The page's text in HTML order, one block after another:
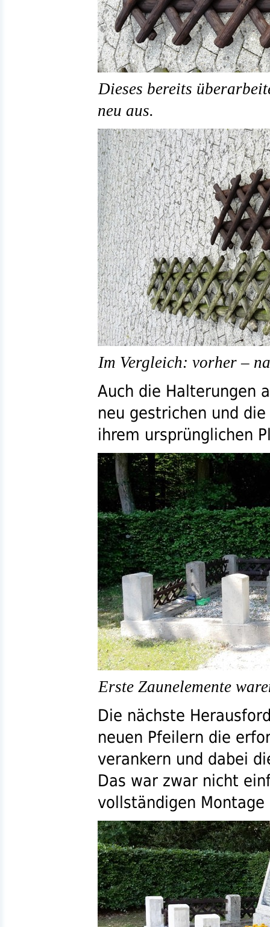
Dieses bereits
neu aus.
Im Vergleich: vorher –
Auch die Halterungen
neu gestrichen und
ihrem ursprünglichen
Erste Zaunelemente
Die nächste
neuen Pfeilern die
verankern und dabei
Das war zwar nicht
vollständigen